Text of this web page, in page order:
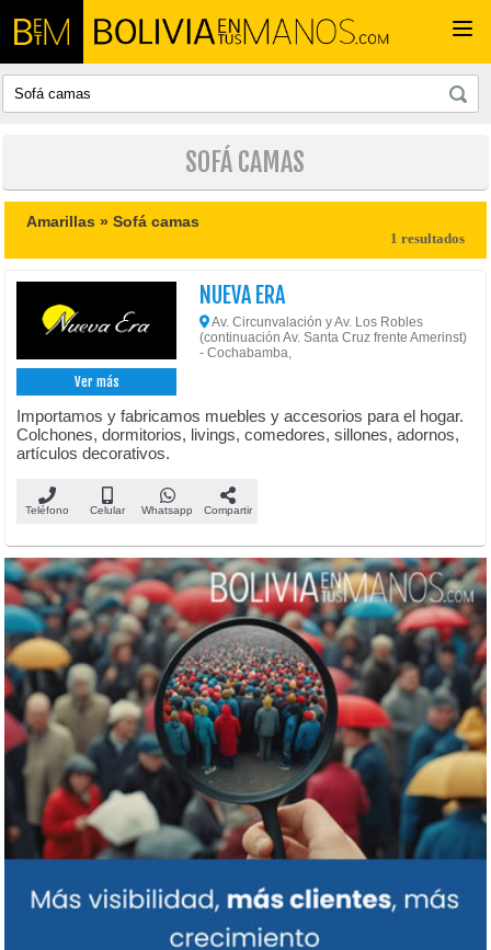
SOFÁ CAMAS
Amarillas »Sofá camas
1 resultados
Ver más
NUEVA ERA
Av. Circunvalación y Av. Los Robles
(continuación Av. Santa Cruz frente Amerinst)
- Cochabamba,
Importamos y fabricamos muebles y accesorios para el hogar.
Colchones, dormitorios, livings, comedores, sillones, adornos,
artículos decorativos.
Teléfono Celular Whatsapp Compartir